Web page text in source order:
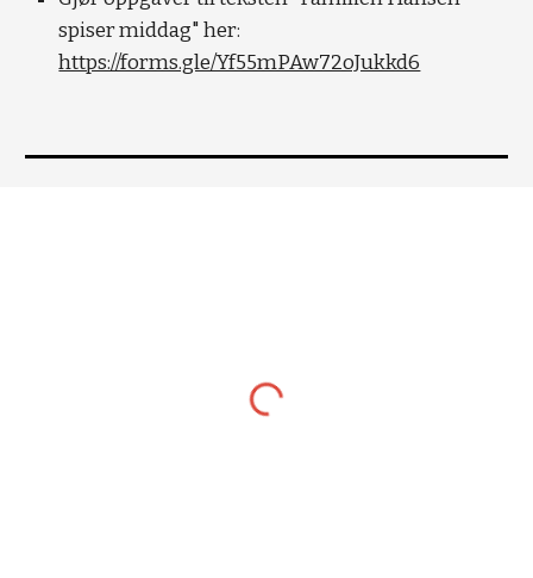
spiser middag" her:
https://forms.gle/Yf55mPAw72oJukkd6